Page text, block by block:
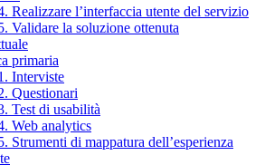
Realizzare l’interfaccia utente del servizio
Validare la soluzione ottenuta
primaria
Interviste
Questionari
Test di usabilità
Web analytics
Strumenti di mappatura dell’esperienza